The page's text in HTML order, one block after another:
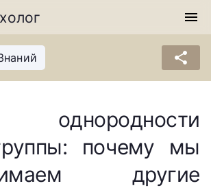
menu
share
однородности
почему мы
другие